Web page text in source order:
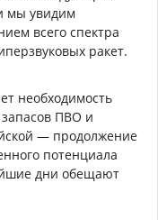
мы увидим
всего спектра
ракет.
необходимость
ПВО и
— продолжение
потенциала
дни обещают